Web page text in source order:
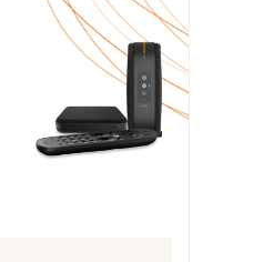
Fibre
puis 57,99 € par mois,